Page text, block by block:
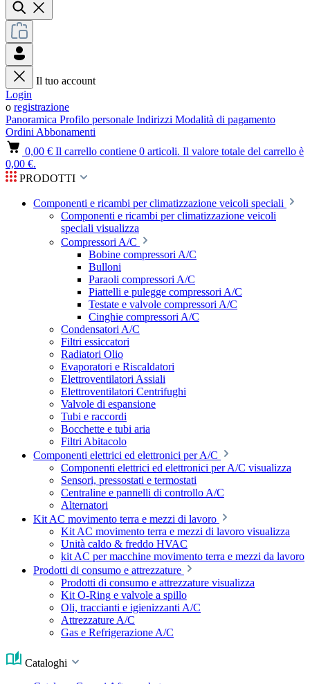
Il tuo account
Login
o registrazione
Panoramica Profilo personale Indirizzi Modalità di pagamento
Ordini Abbonamenti
0,00 € Il carrello contiene 0 articoli. Il valore totale del carrello è
0,00 €.
PRODOTTI
Componenti e ricambi per climatizzazione veicoli speciali
Componenti e ricambi per climatizzazione veicoli
speciali visualizza
Compressori A/C
Bobine compressori A/C
Bulloni
Paraoli compressori A/C
Piattelli e pulegge compressori A/C
Testate e valvole compressori A/C
Cinghie compressori A/C
Condensatori A/C
Filtri essiccatori
Radiatori Olio
Evaporatori e Riscaldatori
Elettroventilatori Assiali
Elettroventilatori Centrifughi
Valvole di espansione
Tubi e raccordi
Bocchette e tubi aria
Filtri Abitacolo
Componenti elettrici ed elettronici per A/C
Componenti elettrici ed elettronici per A/C visualizza
Sensori, pressostati e termostati
Centraline e pannelli di controllo A/C
Alternatori
Kit AC movimento terra e mezzi di lavoro
Kit AC movimento terra e mezzi di lavoro visualizza
Unità caldo & freddo HVAC
kit AC per macchine movimento terra e mezzi da lavoro
Prodotti di consumo e attrezzature
Prodotti di consumo e attrezzature visualizza
Kit O-Ring e valvole a spillo
Oli, traccianti e igienizzanti A/C
Attrezzature A/C
Gas e Refrigerazione A/C
Cataloghi